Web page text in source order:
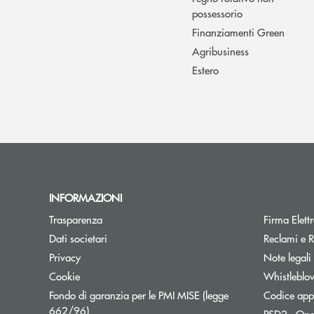
possessorio
Finanziamenti Green
Agribusiness
Estero
INFORMAZIONI
Trasparenza
Dati societari
Privacy
Cookie
Fondo di garanzia per le PMI MISE (legge
662/96)Apre una nuova finestra
Firma
Reclami e
Note legali
Codice